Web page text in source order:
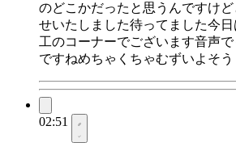
のどこかだったと思うんですけ
せいたしました待ってました今
工のコーナーでございます音声
ですねめちゃくちゃむずいよそう
02:51